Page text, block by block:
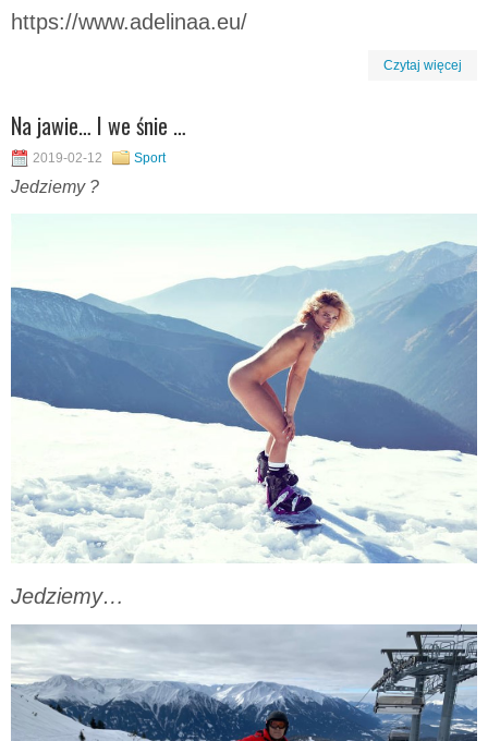
https://www.adelinaa.eu/
Czytaj więcej
Na jawie… I we śnie …
2019-02-12 Sport
Jedziemy ?
Jedziemy…